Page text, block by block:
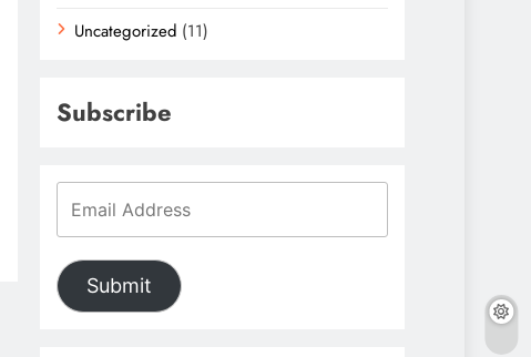
Uncategorized (11)
Subscribe
Submit